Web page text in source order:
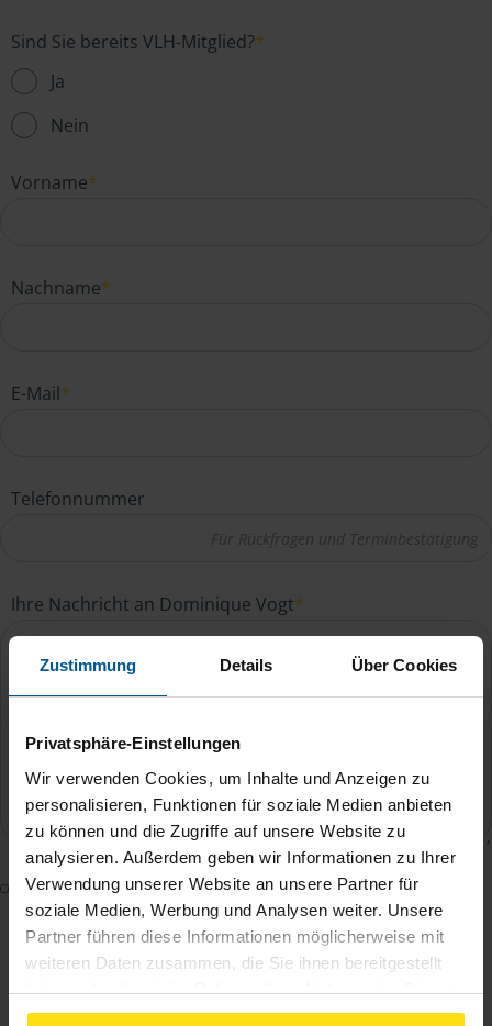
Zustimmung Details Über Cookies
Privatsphäre-Einstellungen
Wir verwenden Cookies, um Inhalte und Anzeigen zu
personalisieren, Funktionen für soziale Medien anbieten
zu können und die Zugriffe auf unsere Website zu
analysieren. Außerdem geben wir Informationen zu Ihrer
Verwendung unserer Website an unsere Partner für
soziale Medien, Werbung und Analysen weiter. Unsere
Partner führen diese Informationen möglicherweise mit
weiteren Daten zusammen, die Sie ihnen bereitgestellt
haben oder die sie im Rahmen Ihrer Nutzung der Dienste
gesammelt haben. Indem Sie auf Einverstanden klicken,
Sind Sie bereits VLH-Mitglied?*
Ja
Nein
Vorname*
Nachname*
E-Mail*
Telefonnummer
Ihre Nachricht an Dominique Vogt*
Mit dem Absenden des Kontaktformulars erkläre ich
mich damit einverstanden, dass meine Daten zur
Bearbeitung meines Anliegens sowie zur internen
Analyse der Zugriffsquelle verwendet werden.
DieDatenschutzbestimmungenhabe ich zur